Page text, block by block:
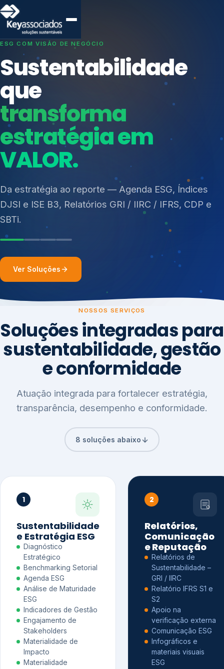
SISTEMAS DE GESTÃO OTIMIZADOS E INTEGRADOS
Conformidade que
protege seu
negócio.
Consultoria, auditoria e treinamentos em ISO 27001,
ISO 27701, ISO 42001, ISO 37001, ISO 9001, ISO
resíduos sólidos (PGRS/PMGRS).
Índices de Mercado
Mudanças Climáticas
Reputação e Cadeia
Reporte Regulatório
Ver Soluções
NOSSOS SERVIÇOS
Soluções integradas para
sustentabilidade, gestão
e conformidade
Atuação integrada para fortalecer estratégia,
transparência, desempenho e conformidade.
8 soluções abaixo
1
Sustentabilidade
e Estratégia ESG
Diagnóstico
Estratégico
Benchmarking Setorial
Agenda ESG
Análise de Maturidade
ESG
Indicadores de Gestão
Engajamento de
Stakeholders
Materialidade de
Impacto
Materialidade
2
Relatórios,
Comunicação
e Reputação
Relatórios de
Sustentabilidade –
GRI / IIRC
Relatório IFRS S1 e
S2
Apoio na
verificação externa
Comunicação ESG
Infográficos e
materiais visuais
ESG